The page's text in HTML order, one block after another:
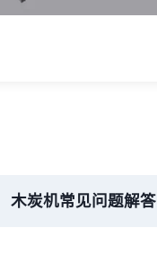
木炭机常见问题解答